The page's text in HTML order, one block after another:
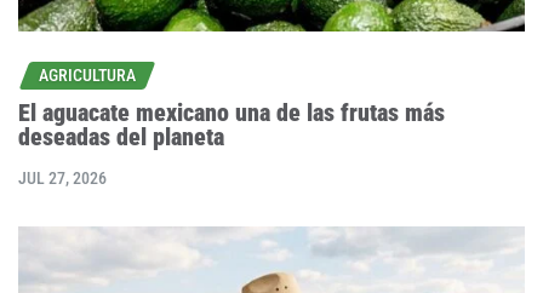
AGRICULTURA
El aguacate mexicano una de las frutas más
deseadas del planeta
JUL 27, 2026